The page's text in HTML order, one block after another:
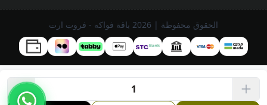
الحقوق محفوظة | 2026 باقة فواكه - فروت ارت